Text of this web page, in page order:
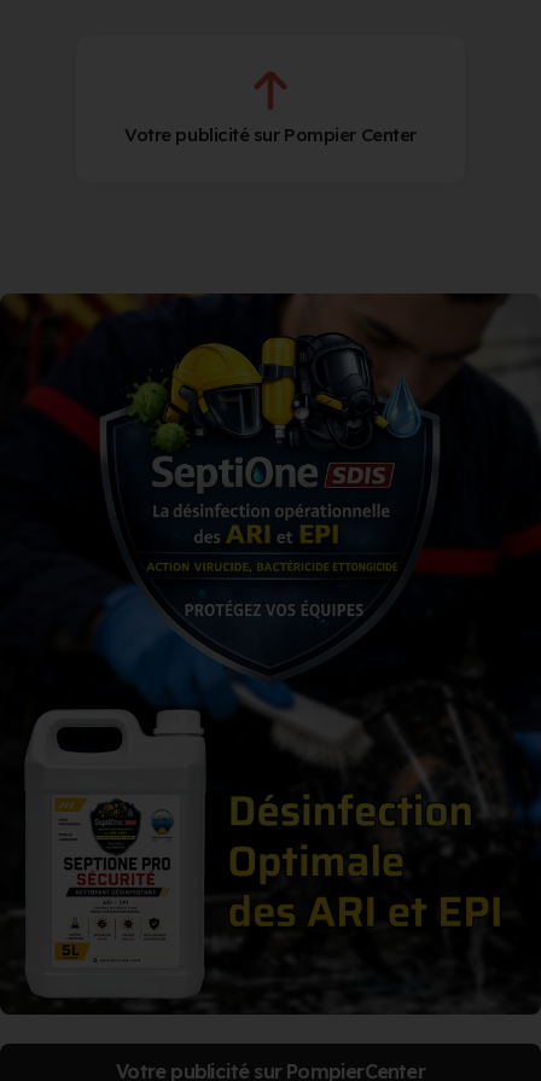
Votre publicité sur Pompier Center
Votre publicité sur PompierCenter